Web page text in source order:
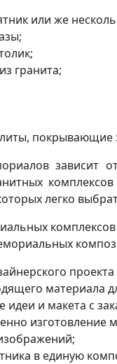
или же
гранита;
покрывающие
зависит
легко
комплексов
материала
идеи и макета с
изготовление
в единую